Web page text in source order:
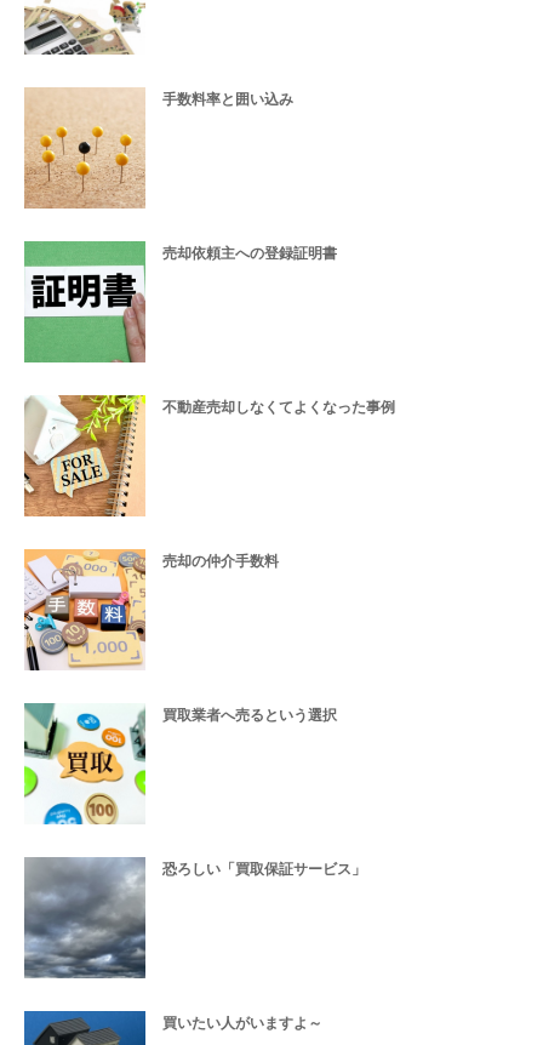
手数料率と囲い込み
売却依頼主への登録証明書
不動産売却しなくてよくなった事例
売却の仲介手数料
買取業者へ売るという選択
恐ろしい「買取保証サービス」
買いたい人がいますよ～